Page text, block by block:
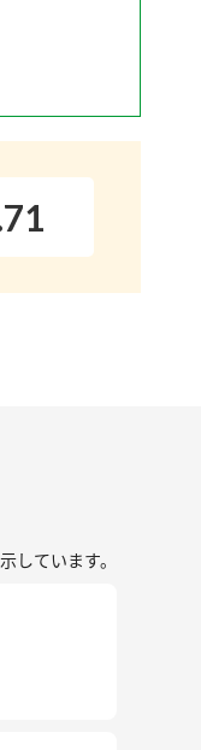
しています。